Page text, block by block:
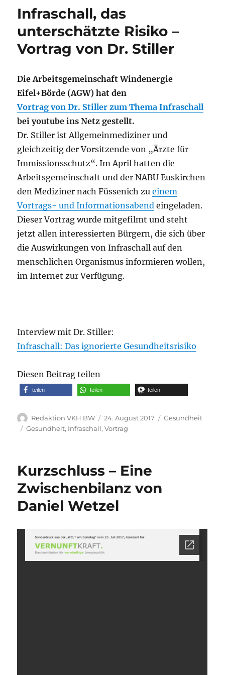
Infraschall, das
unterschätzte Risiko –
Vortrag von Dr. Stiller
Die Arbeitsgemeinschaft Windenergie
Eifel+Börde (AGW) hat den
Vortrag von Dr. Stiller zum Thema Infraschall
bei youtube ins Netz gestellt.
Dr. Stiller ist Allgemeinmediziner und
gleichzeitig der Vorsitzende von „Ärzte für
Immissionsschutz“. Im April hatten die
Arbeitsgemeinschaft und der NABU Euskirchen
den Mediziner nach Füssenich zueinem
Vortrags- und Informationsabend eingeladen.
Dieser Vortrag wurde mitgefilmt und steht
jetzt allen interessierten Bürgern, die sich über
die Auswirkungen von Infraschall auf den
menschlichen Organismus informieren wollen,
im Internet zur Verfügung.
Interview mit Dr. Stiller:
Infraschall: Das ignorierte Gesundheitsrisiko
Diesen Beitrag teilen
teilen teilen teilen
Autor
Redaktion VKH BW
Veröffentlicht
am
24. August 2017 Kategorien
Gesundheit
Schlagwörter
Gesundheit, Infraschall,Vortrag
Kurzschluss – Eine
Zwischenbilanz von
Daniel Wetzel